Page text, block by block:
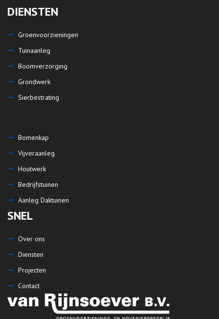
DIENSTEN
Groenvoorzieningen
Tuinaanleg
Boomverzorging
Grondwerk
Sierbestrating
Bomenkap
Vijveraanleg
Houtwerk
Bedrijfstuinen
Aanleg Daktuinen
SNEL
Over ons
Diensten
Projecten
Contact